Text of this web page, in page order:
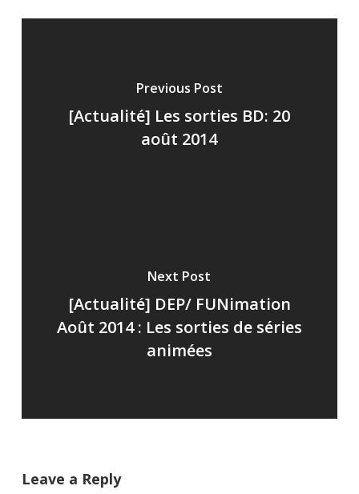
Previous Post
[Actualité] Les sorties BD: 20
août 2014
Next Post
[Actualité] DEP/ FUNimation
Août 2014 : Les sorties de séries
animées
Leave a Reply